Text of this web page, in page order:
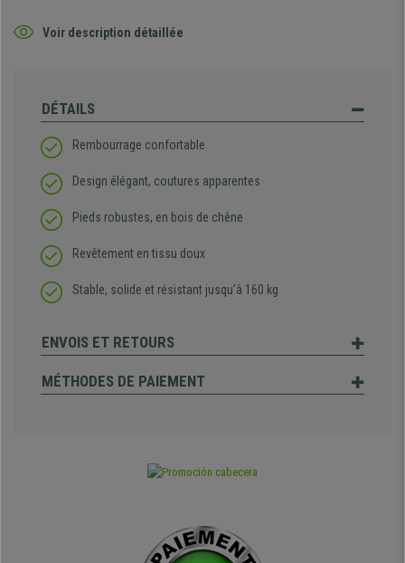
Voir description détaillée
DÉTAILS
Rembourrage confortable
Design élégant, coutures apparentes
Pieds robustes, en bois de chêne
Revêtement en tissu doux
Stable, solide et résistant jusqu'à 160 kg
ENVOIS ET RETOURS
MÉTHODES DE PAIEMENT